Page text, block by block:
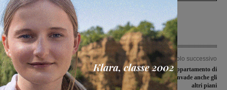
Articolo precedente
PUC, progetti utili alla collettività:
prende il via la seconda fase del
reddito di cittadinanza
Articolo successivo
Fiamme in un appartamento di
Levanella, il fumo invade anche gli
altri piani